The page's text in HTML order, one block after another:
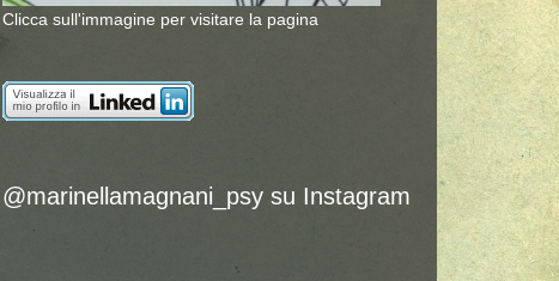
Clicca sull'immagine per visitare la pagina
@marinellamagnani_psy su Instagram